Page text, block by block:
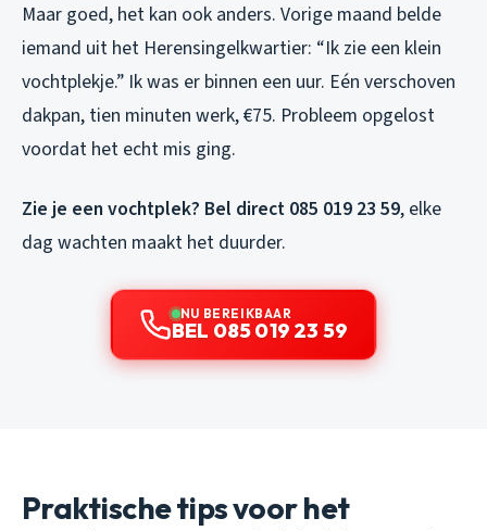
Maar goed, het kan ook anders. Vorige maand belde
iemand uit het Herensingelkwartier: “Ik zie een klein
vochtplekje.” Ik was er binnen een uur. Eén verschoven
dakpan, tien minuten werk, €75. Probleem opgelost
voordat het echt mis ging.
Zie je een vochtplek? Bel direct 085 019 23 59, elke
dag wachten maakt het duurder.
NU BEREIKBAAR
BEL 085 019 23 59
Praktische tips voor het